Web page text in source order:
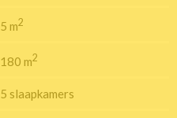
5 m2
180 m2
5 slaapkamers